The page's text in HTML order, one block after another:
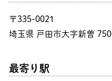
〒335-0021
埼玉県 戸田市大字新曽 750
最寄り駅